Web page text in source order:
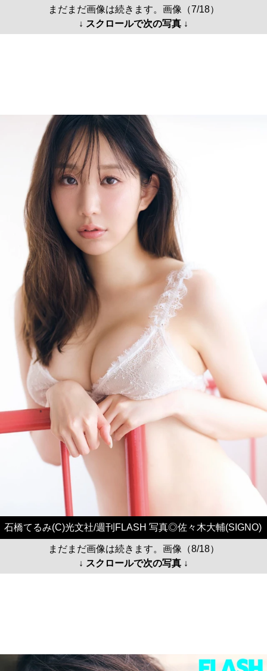
まだまだ画像は続きます。画像（7/18）
↓ スクロールで次の写真 ↓
石橋てるみ(C)光文社/週刊FLASH 写真◎佐々木大輔(SIGNO)
まだまだ画像は続きます。画像（8/18）
↓ スクロールで次の写真 ↓